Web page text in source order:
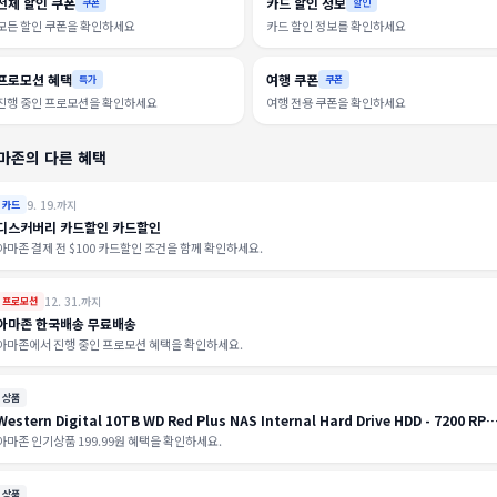
쿠폰
든 할인 쿠폰을 확인하세요
할인
카드 할인 정보를 확인하세요
로모션 혜택 특가
행 중인 프로모션을 확인하세요
여행 쿠폰 쿠폰
여행 전용 쿠폰을 확인하세요
존의 다른 혜택
카드 9. 19.까지
스커버리 카드할인 카드할인
마존 결제 전 $100 카드할인 조건을 함께 확인하세요.
프로모션 12. 31.까지
마존 한국배송 무료배송
마존에서 진행 중인 프로모션 혜택을 확인하세요.
상품
Digital 10TB WD Red Plus NAS Internal Hard Drive HDD - 7200
6 GB/s, CMR, 512 MB Cache, 3.5" - WD100EFGX
마존 인기상품 199.99원 혜택을 확인하세요.